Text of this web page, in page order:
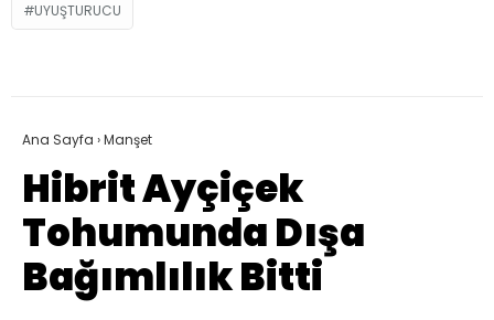
UYUŞTURUCU
Ana Sayfa ›Manşet
Hibrit Ayçiçek
Tohumunda Dışa
Bağımlılık Bitti